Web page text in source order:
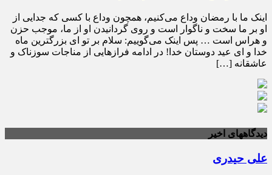
اینک ما با رمضان وداع مى‌کنیم، همچون وداع با کسى که جدایى از
او بر ما سخت و ناگوار است و روى گردانیدن او از ما، موجب حزن
و هراس است … پس اینک مى‌گوییم: سلام بر تو اى بزرگترین ماه
خدا و اى عید دوستان خدا! در ادامه فرازهایی از مناجات سوزناک و
عاشقانه […]
دیدگاههای اخیر
علی حیدری